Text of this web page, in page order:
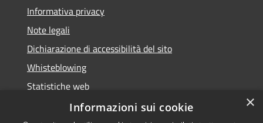
Informativa privacy
Note legali
Dichiarazione di accessibilità del sito
Whisteblowing
Statistiche web
Segnalazioni di non conformità
×
Informazioni sui cookie